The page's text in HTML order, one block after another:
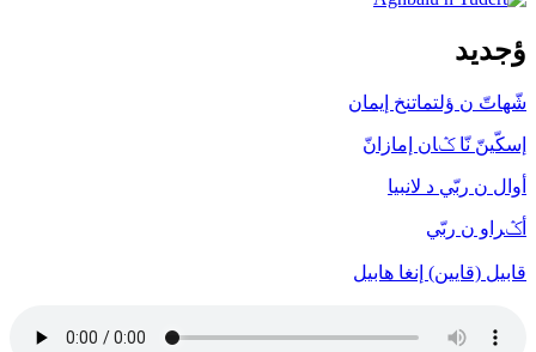
Aghbalu n Tudert
ؤجديد
شّهاتّ ن ؤلتماتنخ إيمان
إسكّينّ نّا ݣان إمازانّ
أوال ن ربّي د لانبيا
أݣراو ن ربّي
قابيل (قايين) إنغا هابيل